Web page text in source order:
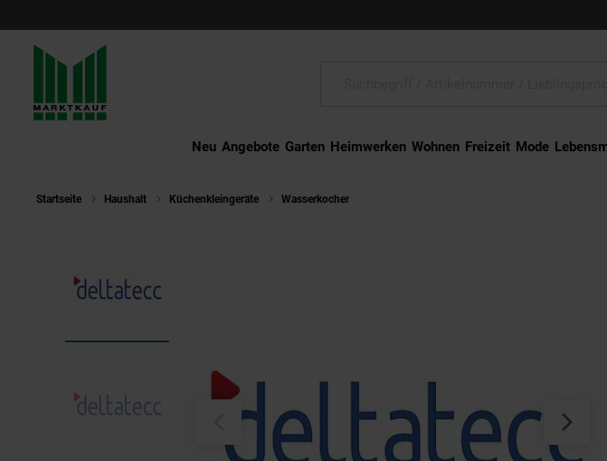
Neu Angebote Garten Heimwerken Wohnen Freizeit Mode
Startseite Haushalt Küchenkleingeräte Wasserkocher